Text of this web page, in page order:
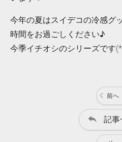
今年の夏はスイデコの冷感グ
時間をお過ごしください♪
今季イチオシのシリーズです
前へ
記事